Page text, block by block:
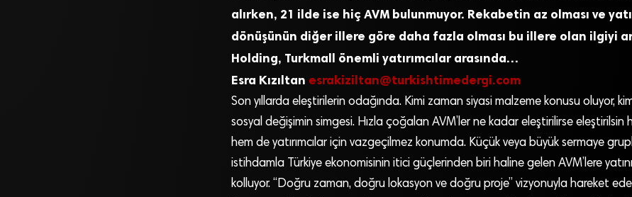
alırken, 21 ilde ise hiç AVM bulunmuyor. Rekabetin az olması ve
dönüşünün diğer illere göre daha fazla olması bu illere olan ilgiyi
Holding, Turkmall önemli yatırımcılar arasında…
Esra Kızıltan esrakiziltan@turkishtimedergi.com
Son yıllarda eleştirilerin odağında. Kimi zaman siyasi malzeme konusu oluyor,
sosyal değişimin simgesi. Hızla çoğalan AVM’ler ne kadar eleştirilirse eleştirilsin
hem de yatırımcılar için vazgeçilmez konumda. Küçük veya büyük sermaye
istihdamla Türkiye ekonomisinin itici güçlerinden biri haline gelen AVM’lere
kolluyor. “Doğru zaman, doğru lokasyon ve doğru proje” vizyonuyla hareket